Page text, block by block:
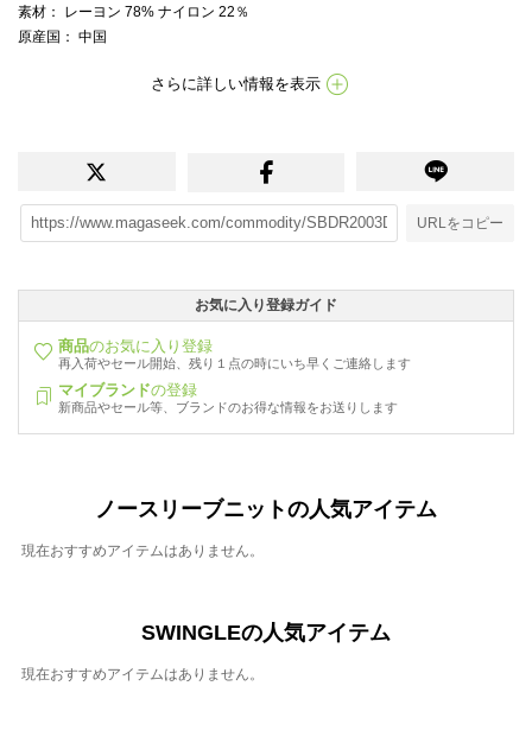
素材 ： レーヨン 78% ナイロン 22％
原産国 ： 中国
さらに詳しい情報を表示
URLをコピー
お気に入り登録ガイド
商品のお気に入り登録
再入荷やセール開始、残り１点の時にいち早くご連絡します
マイブランドの登録
新商品やセール等、ブランドのお得な情報をお送りします
ノースリーブニットの人気アイテム
現在おすすめアイテムはありません。
SWINGLEの人気アイテム
現在おすすめアイテムはありません。